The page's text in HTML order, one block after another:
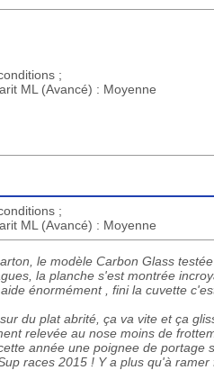
;
ML (Avancé) : Moyenne
;
ML (Avancé) : Moyenne
le modèle Carbon Glass
la planche s'est montrée
énormément , fini la cuvette
du plat abrité, ça va vite et ça
relevée au nose moins de
année une poignee de portage
races 2015 ! Y a plus qu'à